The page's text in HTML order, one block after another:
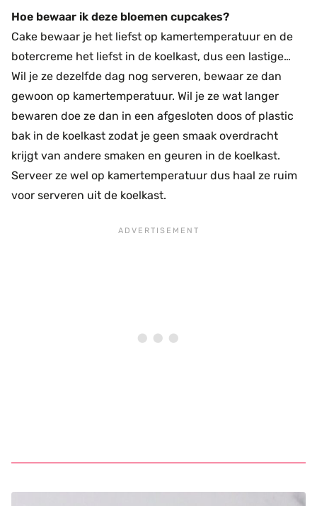
Hoe bewaar ik deze bloemen cupcakes?
Cake bewaar je het liefst op kamertemperatuur en de
botercreme het liefst in de koelkast, dus een lastige…
Wil je ze dezelfde dag nog serveren, bewaar ze dan
gewoon op kamertemperatuur. Wil je ze wat langer
bewaren doe ze dan in een afgesloten doos of plastic
bak in de koelkast zodat je geen smaak overdracht
krijgt van andere smaken en geuren in de koelkast.
Serveer ze wel op kamertemperatuur dus haal ze ruim
voor serveren uit de koelkast.